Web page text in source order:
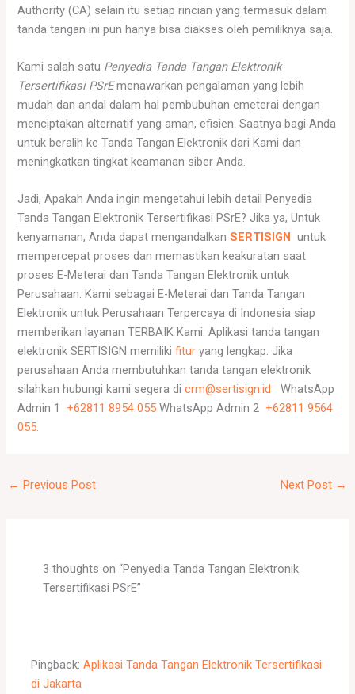
Authority (CA) selain itu setiap rincian yang termasuk dalam
tanda tangan ini pun hanya bisa diakses oleh pemiliknya saja.
Kami salah satu Penyedia Tanda Tangan Elektronik
Tersertifikasi PSrEmenawarkan pengalaman yang lebih
mudah dan andal dalam hal pembubuhan emeterai dengan
menciptakan alternatif yang aman, efisien. Saatnya bagi Anda
untuk beralih ke Tanda Tangan Elektronik dari Kami dan
meningkatkan tingkat keamanan siber Anda.
Jadi, Apakah Anda ingin mengetahui lebih detail Penyedia
Tanda Tangan Elektronik Tersertifikasi PSrE? Jika ya, Untuk
kenyamanan, Anda dapat mengandalkanSERTISIGN
untuk
mempercepat proses dan memastikan keakuratan saat
proses E-Meterai dan Tanda Tangan Elektronik untuk
Perusahaan. Kami sebagai E-Meterai dan Tanda Tangan
Elektronik untuk Perusahaan Terpercaya di Indonesia siap
memberikan layanan TERBAIK Kami. Aplikasi tanda tangan
elektronik SERTISIGN memilikifitur yang lengkap. Jika
perusahaan Anda membutuhkan tanda tangan elektronik
silahkan hubungi kami segera dicrm@sertisign.id
WhatsApp
Admin 1+62811 8954 055 WhatsApp Admin 2+62811 9564
055.
← Previous Post Next Post →
3 thoughts on “Penyedia Tanda Tangan Elektronik
Tersertifikasi PSrE”
Pingback:Aplikasi Tanda Tangan Elektronik Tersertifikasi
di Jakarta